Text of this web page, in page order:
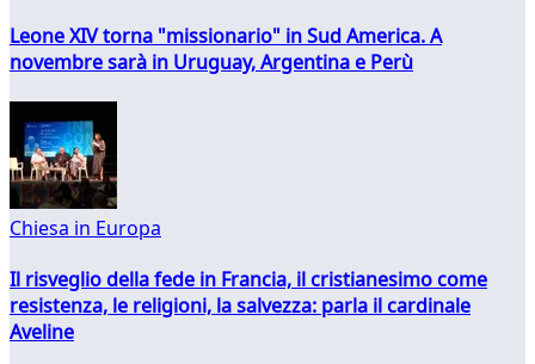
Leone XIV torna "missionario" in Sud America. A
novembre sarà in Uruguay, Argentina e Perù
Chiesa in Europa
Il risveglio della fede in Francia, il cristianesimo come
resistenza, le religioni, la salvezza: parla il cardinale
Aveline